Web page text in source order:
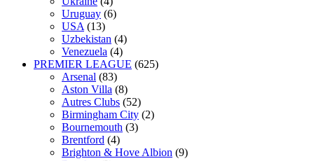
Uruguay (6)
USA (13)
Uzbekistan (4)
Venezuela (4)
PREMIER LEAGUE (625)
Arsenal (83)
Aston Villa (8)
Autres Clubs (52)
Birmingham City (2)
Bournemouth (3)
Brentford (4)
Brighton & Hove Albion (9)